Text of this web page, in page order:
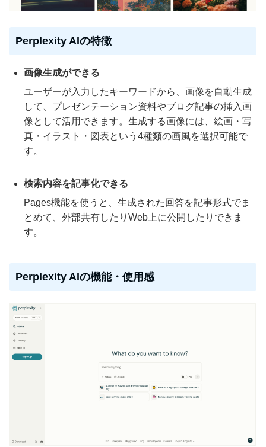
Perplexity AIの特徴
画像生成ができる
ユーザーが入力したキーワードから、画像を自動生成
して、プレゼンテーション資料やブログ記事の挿入画
像として活用できます。生成する画像には、絵画・写
真・イラスト・図表という4種類の画風を選択可能で
す。
検索内容を記事化できる
Pages機能を使うと、生成された回答を記事形式でま
とめて、外部共有したりWeb上に公開したりできま
す。
Perplexity AIの機能・使用感